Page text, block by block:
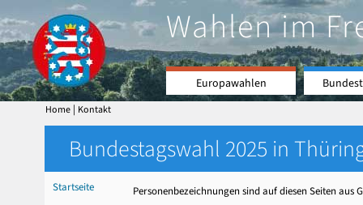
Wahlen im
Europawahlen
Home | Kontakt
Bundestagswahl 2025 in
Startseite
Personenbezeichnungen sind auf diesen Seiten